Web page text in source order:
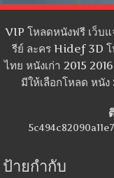
VIP โหลดหนังฟรี เว็บ
รีย์ ละคร Hidef 3D
ไทย หนังเก่า 2015
มีให้เลือกโหลด ห
ป้ายกำกับ